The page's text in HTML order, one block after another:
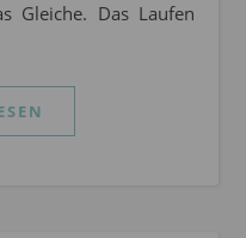
Gleiche. Das Laufen